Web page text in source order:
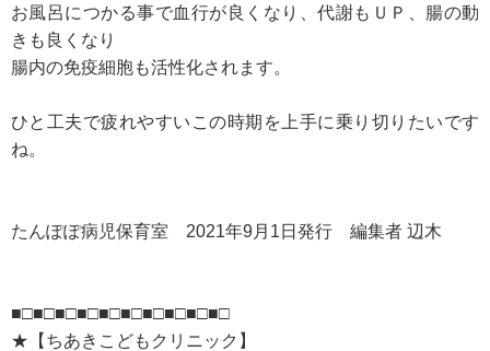
お風呂につかる事で血行が良くなり、代謝もＵＰ、腸の動
きも良くなり
腸内の免疫細胞も活性化されます。
ひと工夫で疲れやすいこの時期を上手に乗り切りたいです
ね。
たんぽぽ病児保育室 2021年9月1日発行 編集者 辺木
■□■□■□■□■□■□■□■□■□■□
★【ちあきこどもクリニック】